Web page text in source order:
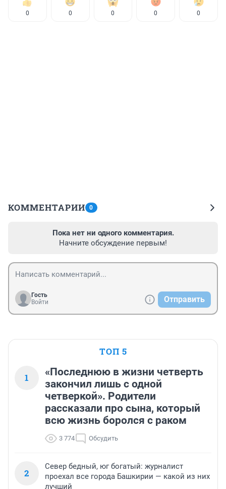
0 0 0 0 0
КОММЕНТАРИИ 0
Пока нет ни одного комментария.
Начните обсуждение первым!
Гость
Войти
Отправить
ТОП 5
1
«Последнюю в жизни четверть
закончил лишь с одной
четверкой». Родители
рассказали про сына, который
всю жизнь боролся с раком
3 774 Обсудить
2
Север бедный, юг богатый: журналист
проехал все города Башкирии — какой из них
лучший